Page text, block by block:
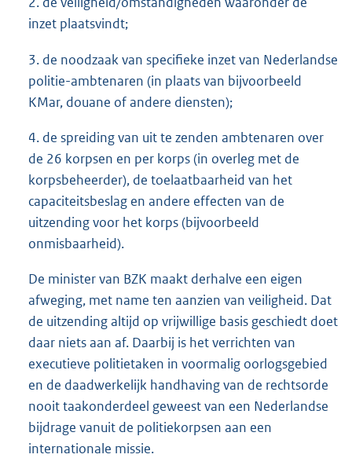
inzet plaatsvindt;
3. de noodzaak van specifieke inzet van Nederlandse
politie-ambtenaren (in plaats van bijvoorbeeld
KMar, douane of andere diensten);
4. de spreiding van uit te zenden ambtenaren over
de 26 korpsen en per korps (in overleg met de
korpsbeheerder), de toelaatbaarheid van het
capaciteitsbeslag en andere effecten van de
uitzending voor het korps (bijvoorbeeld
onmisbaarheid).
De minister van BZK maakt derhalve een eigen
afweging, met name ten aanzien van veiligheid. Dat
de uitzending altijd op vrijwillige basis geschiedt doet
daar niets aan af. Daarbij is het verrichten van
executieve politietaken in voormalig oorlogsgebied
en de daadwerkelijk handhaving van de rechtsorde
nooit taakonderdeel geweest van een Nederlandse
bijdrage vanuit de politiekorpsen aan een
internationale missie.